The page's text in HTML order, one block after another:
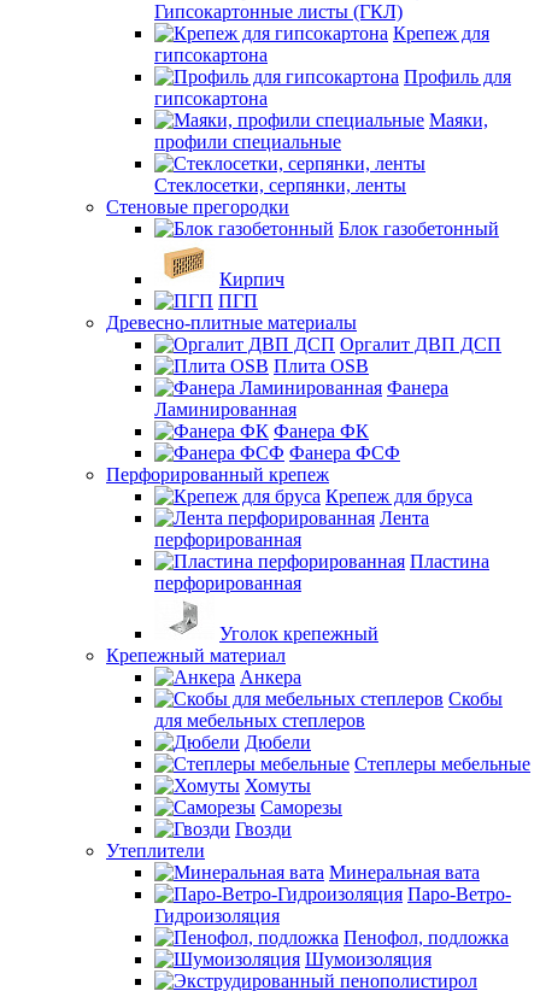
Гипсокартонные листы (ГКЛ)
Крепеж для
гипсокартона
Профиль для
гипсокартона
Маяки,
профили специальные
Стеклосетки, серпянки, ленты
Стеновые прегородки
Блок газобетонный
Кирпич
ПГП
Древесно-плитные материалы
Оргалит ДВП ДСП
Плита OSB
Фанера
Ламинированная
Фанера ФК
Фанера ФСФ
Перфорированный крепеж
Крепеж для бруса
Лента
перфорированная
Пластина
перфорированная
Уголок крепежный
Крепежный материал
Анкера
Скобы
для мебельных степлеров
Дюбели
Степлеры мебельные
Хомуты
Саморезы
Гвозди
Утеплители
Минеральная вата
Паро-Ветро-
Гидроизоляция
Пенофол, подложка
Шумоизоляция